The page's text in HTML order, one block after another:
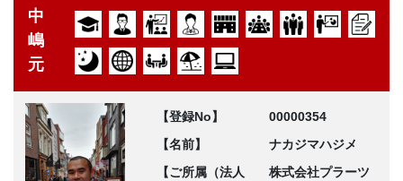
中
嶋
元
【登録No】
00000354
【名前】
ナカジマハジメ
【ご所属（法人
株式会社プラーツ